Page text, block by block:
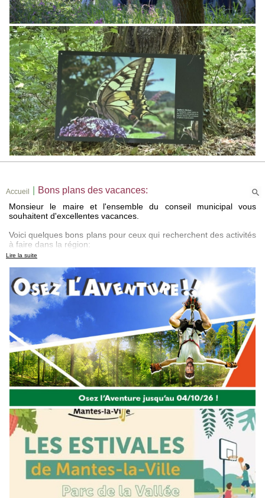
04
octobre
Salon artisanal
13
novembre
Restaurant éphémère
14
novembre
Restaurant éphémère
15
novembre
Restaurant éphémère
Inscrivez-vous pour recevoir, par mail, les dernières informations publiées
sur Guitrancourt.
OK
Cabinet médical Gendarmerie
Bureau de poste
Accueil Bons plans des vacances:
Monsieur le maire et l'ensemble du conseil municipal vous
souhaitent d'excellentes vacances.
Voici quelques bons plans pour ceux qui recherchent des activités
à faire dans la région:
les ages, structures gonflables et mini ferme.
- Animations gratuites au parc de la Vallée à Mantes la ville.
- Balades du dimanche avec les guides du Vexin:
voir dates et programme sur le site du parc naturel du
Vexin français.ICI
Lire la suite